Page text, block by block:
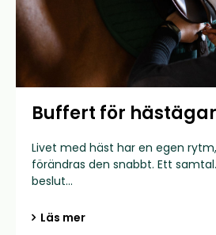
Buffert för
Livet med häst har en egen
förändras den snabbt. Ett
beslut...
Läs mer